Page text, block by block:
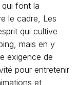
font la
le cadre, Les
qui cultive
mais en y
exigence de
pour entretenir
et